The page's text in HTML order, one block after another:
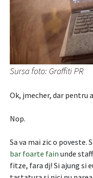
Sursa foto: Graffiti PR
Ok, jmecher, dar pentru
Nop.
Sa va mai zic o
bar foarte fain unde
fitze, fara dj! Si ajung si